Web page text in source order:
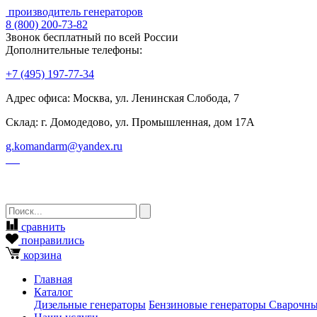
производитель генераторов
8 (800) 200-73-82
Звонок бесплатный по всей России
Дополнительные телефоны:
+7 (495) 197-77-34
Адрес офиса: Москва, ул. Ленинская Слобода, 7
Склад: г. Домодедово, ул. Промышленная, дом 17А
g.komandarm@yandex.ru
сравнить
понравились
корзина
Главная
Каталог
Дизельные генераторы Бензиновые генераторы